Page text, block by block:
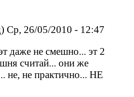
Ср, 26/05/2010 - 12:47
даже не смешно... эт 2
считай... они же
не, не практично... НЕ